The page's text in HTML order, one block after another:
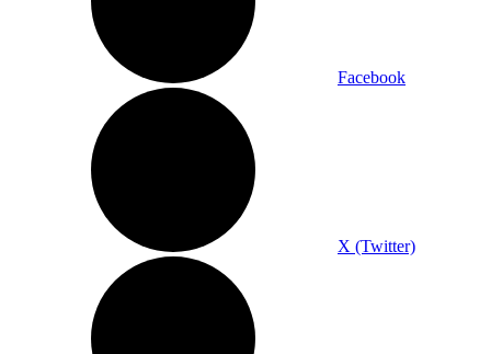
Facebook
X (Twitter)